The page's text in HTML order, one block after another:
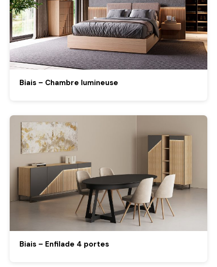
Biais – Chambre lumineuse
Biais – Enfilade 4 portes